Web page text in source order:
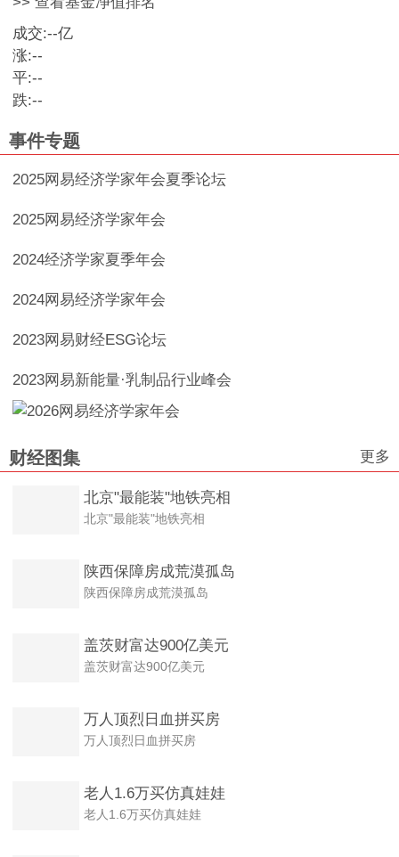
成交:--亿
涨:--
平:--
跌:--
事件专题
2025网易经济学家年会夏季论坛
2025网易经济学家年会
2024经济学家夏季年会
2024网易经济学家年会
2023网易财经ESG论坛
2023网易新能量·乳制品行业峰会
财经图集 更多
北京"最能装"地铁亮相
北京"最能装"地铁亮相
陕西保障房成荒漠孤岛
陕西保障房成荒漠孤岛
盖茨财富达900亿美元
盖茨财富达900亿美元
万人顶烈日血拼买房
万人顶烈日血拼买房
老人1.6万买仿真娃娃
老人1.6万买仿真娃娃